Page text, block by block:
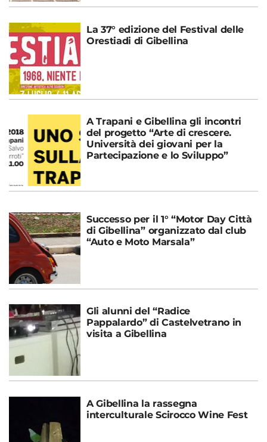
La 37° edizione del Festival delle
Orestiadi di Gibellina
A Trapani e Gibellina gli incontri
del progetto “Arte di crescere.
Università dei giovani per la
Partecipazione e lo Sviluppo”
Successo per il 1° “Motor Day Città
di Gibellina” organizzato dal club
“Auto e Moto Marsala”
Gli alunni del “Radice
Pappalardo” di Castelvetrano in
visita a Gibellina
A Gibellina la rassegna
interculturale Scirocco Wine Fest